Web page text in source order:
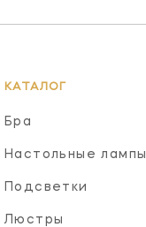
КАТАЛОГ
Бра
Настольные лампы
Подсветки
Люстры